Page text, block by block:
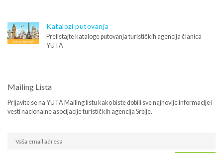
Katalozi putovanja
Prelistajte kataloge putovanja turističkih agencija članica
YUTA
Mailing Lista
Prijavite se na YUTA Mailing listu kako biste dobili sve najnovije informacije i
vesti nacionalne asocijacije turističkih agencija Srbije.